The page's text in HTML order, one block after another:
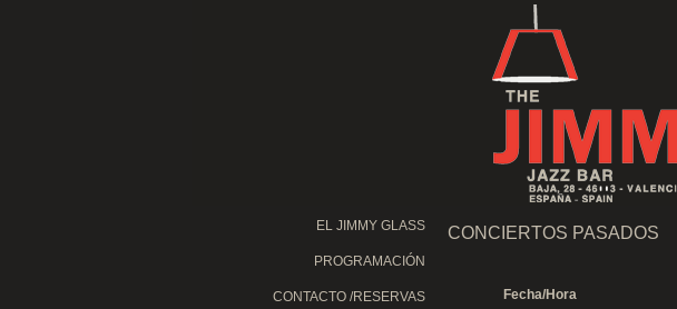
EL JIMMY GLASS
PROGRAMACIÓN
CONTACTO /RESERVAS
CONCIERTOS PASADOS
Fecha/Hora